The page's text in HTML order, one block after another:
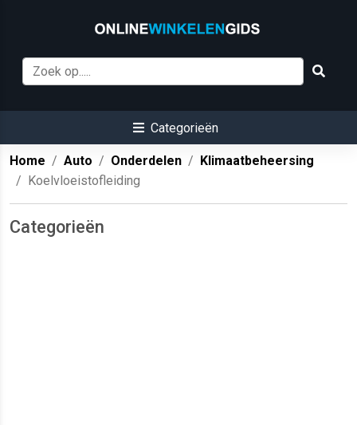
Categorieën
Home Auto Onderdelen
Klimaatbeheersing
Koelvloeistofleiding
Categorieën